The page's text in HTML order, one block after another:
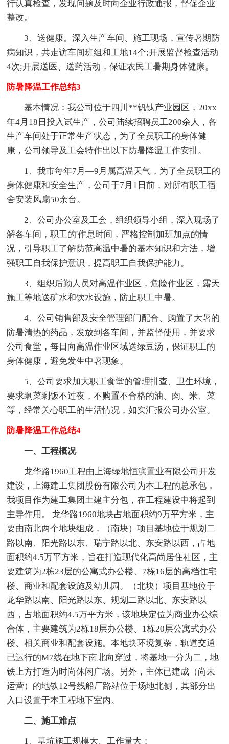
行认真检查，发现问题及时向企业行政通报，督促企业
整改。
3、送健康。深入生产车间、施工现场，宣传暑期防
病知识，共走访车间班组和工地14个;开展监督检查活动
4次;开展送医、送药活动，保证农民工暑期身体健康。
防暑降温工作总结3
基本情况：我公司位于四川**钒钛产业园区，20xx
年4月18日投入试生产，公司陆续招聘员工200余人，各
生产车间处于正常生产状态，为了全员职工的身体健
康，公司领导及工会特作出以下防暑降温工作安排。
1、我市每年7月—9月属高温天气，为了全员职工的
身体健康和安全生产，公司于7月1日前，对所有职工宿
舍安装风扇50余台。
2、公司办公室及工会，组织领导小组，深入现场了
解各车间，职工的'作息时间，严格控制加班加点的情
况，引导职工了解防范高温中暑的基本知识和方法，增
强职工自我保护意识，提高职工自我保护能力。
3、组织后勤人员对高温作业区，危险作业区，露天
施工等地送矿水和饮水设施，防止职工中暑。
4、公司销售部及安全管理部门配合、购置了大暑的
防暑清热的药品，发放到各车间，并监督使用，并要求
公司食堂，每日向高温作业区域送绿豆汤，保证职工的
身体健康，避免发生中暑现象。
5、公司要求加大职工食堂的管理排查、卫生环境，
要求剩菜剩饭不过夜，不购置不合格的油、肉、米、菜
等，经常关心职工的生活情况，如实汇报公司办公室。
防暑降温工作总结4
一、工程概况
龙华路1960工程由上海绿地恒滨置业有限公司开发
建设，上海建工集团股份有限公司为本工程的总承包，
我项目作为建工集团土建主分包，在工程建设中将起到
主导作用。 龙华路1960地块占地面积约9万平方米，主
要由南北两个地块组成，（南块）项目基地位于规划二
路以南、阳光路以东、瑞宁路以北、东安路以西，占地
面积约4.5万平方米，旨在打造现代化高尚居住社区，主
要建筑为2栋23层的公寓式办公楼、7栋16层的高档住宅
楼、商业和配套设施及幼儿园。（北块）项目基地位于
龙华路以南、阳光路以东、规划二路以北、东安路以
西，占地面积约4.5万平方米，该地块定位为商业办公综
合体，主要建筑为2栋18层办公楼、1栋20层公寓式办公
楼、相关商业和配套设施。本地块环境复杂，轨道交通
已运行的M7线在地下南北向穿过，将基地一分为二，地
铁上方打造为时尚休闲广场。另外，主体已建成（尚未
运营）的地铁12号线船厂路站位于场地北侧，其部分出
入口设置于本工程地下室内。
二、施工难点
1、基坑施工规模大、工作量大；